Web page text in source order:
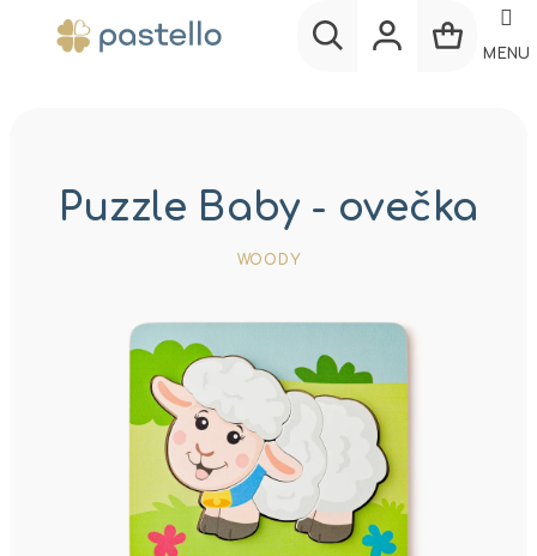
MENU
Puzzle Baby - ovečka
WOODY